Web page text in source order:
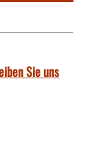
Sie uns